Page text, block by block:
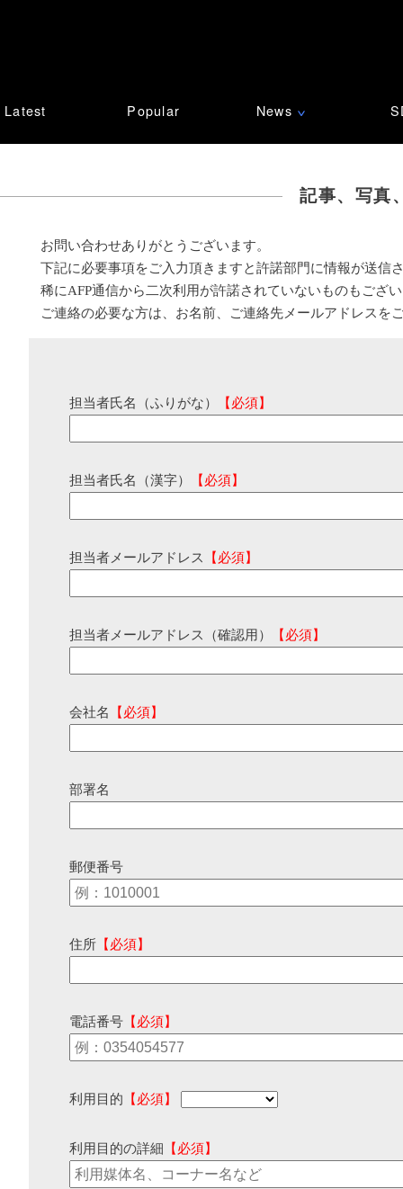
Latest Popular News ∨
記事、写真
お問い合わせありがとうございます。
下記に必要事項をご入力頂きますと許諾部門に情報が送信
稀にAFP通信から二次利用が許諾されていないものもござ
ご連絡の必要な方は、お名前、ご連絡先メールアドレスを
担当者氏名（ふりがな） 【必須】
担当者氏名（漢字） 【必須】
担当者メールアドレス 【必須】
担当者メールアドレス（確認用） 【必須】
会社名 【必須】
部署名
郵便番号
住所 【必須】
電話番号 【必須】
利用目的 【必須】
利用目的の詳細 【必須】